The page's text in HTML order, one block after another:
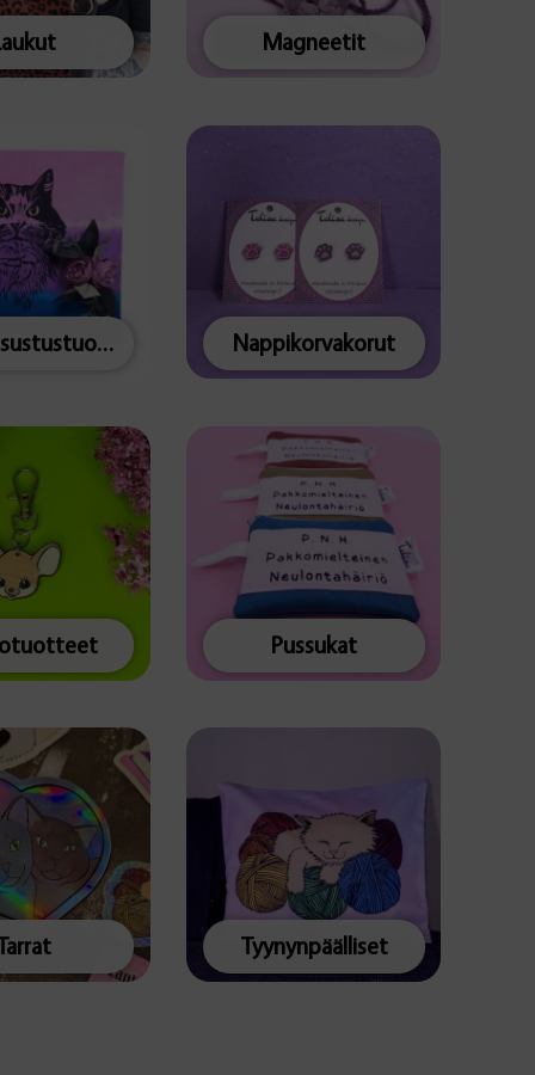
Magneetit
Muut sisustustuotteet Nappikorvakorut
Pussukat
Tyynynpäälliset